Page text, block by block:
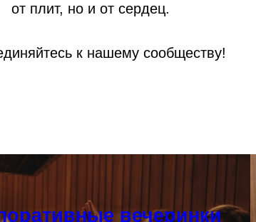
от плит, но и от сердец.
к нашему сообществу!
вечеринки